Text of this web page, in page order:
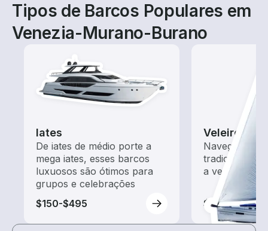
Tipos de Barcos Populares em
Venezia-Murano-Burano
Iates
De iates de médio porte a
mega iates, esses barcos
luxuosos são ótimos para
grupos e celebrações
$150-$495
Veleiros
Navegue
tradicionais
a vento
$95-$165